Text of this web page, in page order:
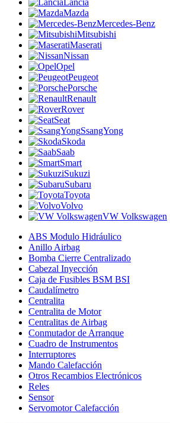
Lancia
Mazda
Mercedes-Benz
Mitsubishi
Maserati
Nissan
Opel
Peugeot
Porsche
Renault
Rover
Seat
SsangYong
Skoda
Saab
Smart
Sukuzi
Subaru
Toyota
Volvo
VW Volkswagen
ABS Modulo Hidráulico
Anillo Airbag
Bomba Cierre Centralizado
Cabezal Inyección
Caja de Fusibles BSM BSI
Caudalímetro
Centralita
Centralita de Motor
Centralitas de Airbag
Conmutador de Arranque
Cuadro de Instrumentos
Interruptores
Mando Calefacción
Otros Recambios Electrónicos
Reles
Sensor
Servomotor Calefacción